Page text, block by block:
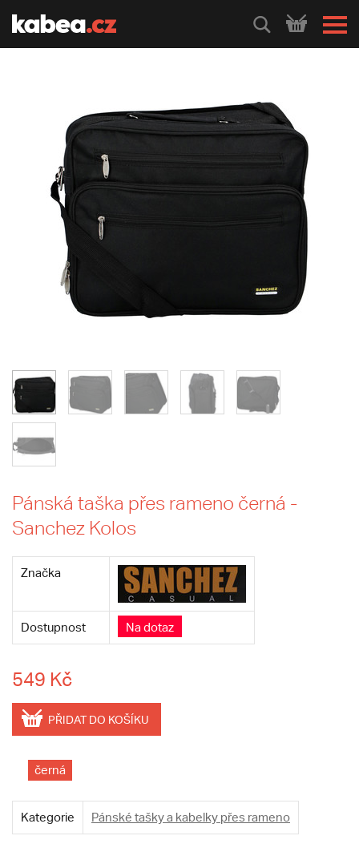
HLEDEJ
Pánská taška přes rameno černá -
Sanchez Kolos
Značka
Dostupnost Na dotaz
549 Kč
PŘIDAT DO KOŠÍKU
černá
Kategorie Pánské tašky a kabelky přes rameno